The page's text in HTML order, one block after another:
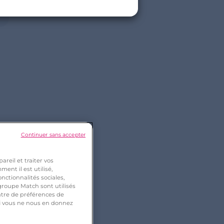
et traiter vos
il est utilisé,
sociales,
Match sont utilisés
de préférences de
ne nous en donnez
Continuer sans accepter